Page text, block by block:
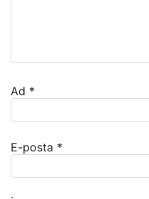
Ad *
E-posta *